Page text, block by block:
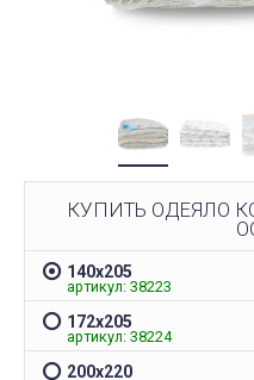
КУПИТЬ ОДЕЯЛО
140х205
артикул: 38223
172х205
артикул: 38224
200х220